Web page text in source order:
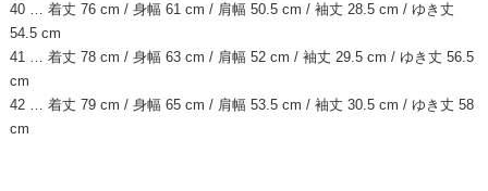
40 … 着丈 76 cm / 身幅 61 cm / 肩幅 50.5 cm / 袖丈 28.5 cm / ゆき丈
54.5 cm
41 … 着丈 78 cm / 身幅 63 cm / 肩幅 52 cm / 袖丈 29.5 cm / ゆき丈 56.5
cm
42 … 着丈 79 cm / 身幅 65 cm / 肩幅 53.5 cm / 袖丈 30.5 cm / ゆき丈 58
cm